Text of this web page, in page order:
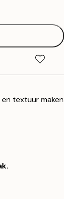
textuur maken